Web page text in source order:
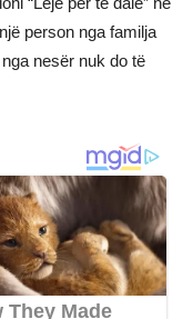
person nga familja
nesër nuk do të